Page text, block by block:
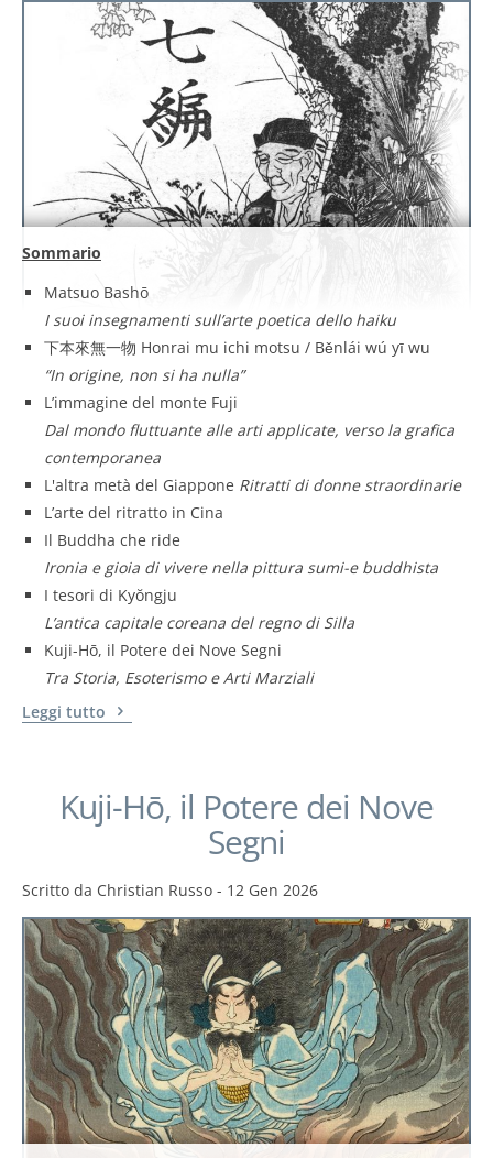
Sommario
Matsuo Bashō
I suoi insegnamenti sull’arte poetica dello haiku
下本來無一物 Honrai mu ichi motsu / Běnlái wú yī wu
“In origine, non si ha nulla”
L’immagine del monte Fuji
Dal mondo fluttuante alle arti applicate, verso la grafica
contemporanea
L'altra metà del Giappone Ritratti di donne straordinarie
L’arte del ritratto in Cina
Il Buddha che ride
Ironia e gioia di vivere nella pittura sumi-e buddhista
I tesori di Kyŏngju
L’antica capitale coreana del regno di Silla
Kuji-Hō, il Potere dei Nove Segni
Tra Storia, Esoterismo e Arti Marziali
Leggi tutto
Kuji-Hō, il Potere dei Nove
Segni
Scritto da Christian Russo - 12 Gen 2026